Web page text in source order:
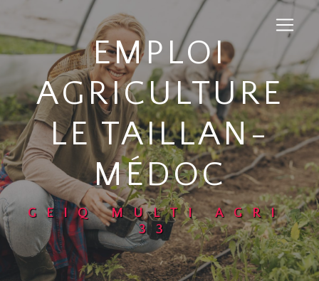
EMPLOI
AGRICULTURE
LE TAILLAN-
MÉDOC
GEIQ MULTI AGRI
33
Panneau de gestion des cookies